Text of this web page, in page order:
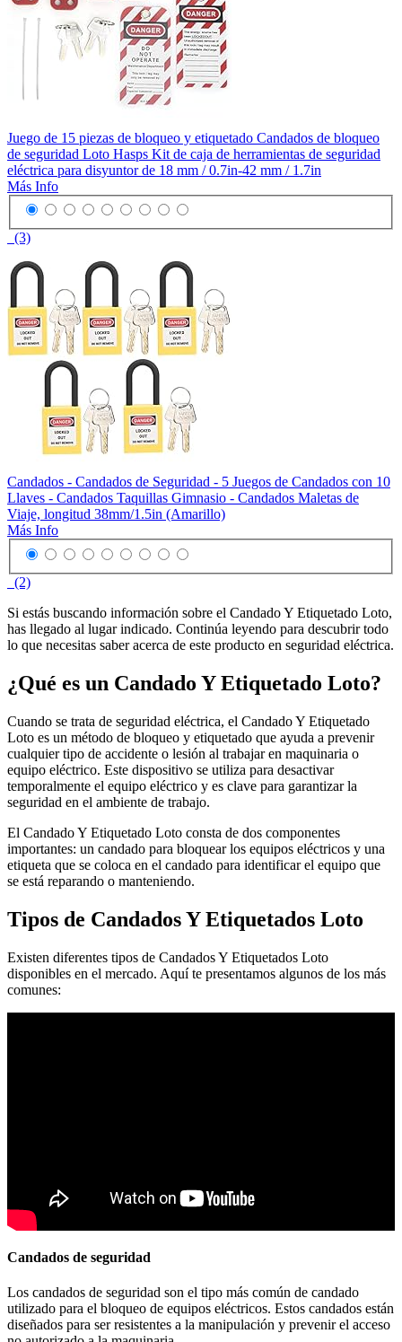
Juego de 15 piezas de bloqueo y etiquetado Candados de bloqueo
de seguridad Loto Hasps Kit de caja de herramientas de seguridad
eléctrica para disyuntor de 18 mm / 0.7in-42 mm / 1.7in
Más Info
(3)
Candados - Candados de Seguridad - 5 Juegos de Candados con 10
Llaves - Candados Taquillas Gimnasio - Candados Maletas de
Viaje, longitud 38mm/1.5in (Amarillo)
Más Info
(2)
Si estás buscando información sobre el Candado Y Etiquetado Loto,
has llegado al lugar indicado. Continúa leyendo para descubrir todo
lo que necesitas saber acerca de este producto en seguridad eléctrica.
¿Qué es un Candado Y Etiquetado Loto?
Cuando se trata de seguridad eléctrica, el Candado Y Etiquetado
Loto es un método de bloqueo y etiquetado que ayuda a prevenir
cualquier tipo de accidente o lesión al trabajar en maquinaria o
equipo eléctrico. Este dispositivo se utiliza para desactivar
temporalmente el equipo eléctrico y es clave para garantizar la
seguridad en el ambiente de trabajo.
El Candado Y Etiquetado Loto consta de dos componentes
importantes: un candado para bloquear los equipos eléctricos y una
etiqueta que se coloca en el candado para identificar el equipo que
se está reparando o manteniendo.
Tipos de Candados Y Etiquetados Loto
Existen diferentes tipos de Candados Y Etiquetados Loto
disponibles en el mercado. Aquí te presentamos algunos de los más
comunes:
Candados de seguridad
Los candados de seguridad son el tipo más común de candado
utilizado para el bloqueo de equipos eléctricos. Estos candados están
diseñados para ser resistentes a la manipulación y prevenir el acceso